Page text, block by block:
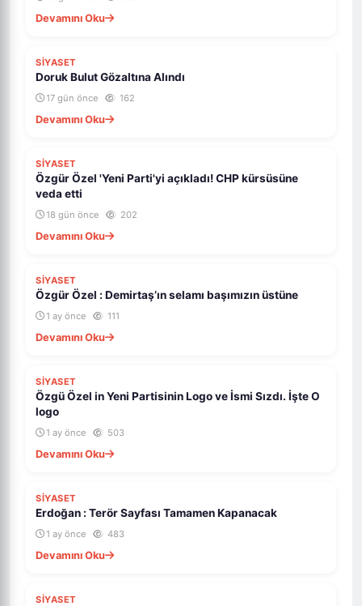
Devamını Oku
SİYASET
Doruk Bulut Gözaltına Alındı
17 gün önce 162
Devamını Oku
SİYASET
Özgür Özel 'Yeni Parti'yi açıkladı! CHP kürsüsüne
veda etti
18 gün önce 202
Devamını Oku
SİYASET
Özgür Özel : Demirtaş’ın selamı başımızın üstüne
1 ay önce 111
Devamını Oku
SİYASET
Özgü Özel in Yeni Partisinin Logo ve İsmi Sızdı. İşte O
logo
1 ay önce 503
Devamını Oku
SİYASET
Erdoğan : Terör Sayfası Tamamen Kapanacak
1 ay önce 483
Devamını Oku
SİYASET